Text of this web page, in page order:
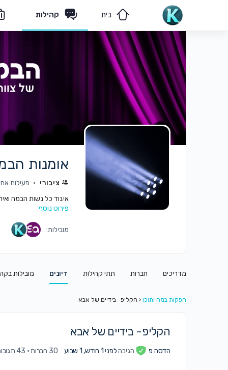
בית קהילות
מאמרים
אומנות
ציבורי
פעילות
איגוד כל נשות הבמה
פירוט נוסף
מובילות:
מדריכים חברות תתי קהילות דיונים מובילות
הפקות במה ותוכן ‹ הקליפ- בידיים של אבא
הקליפ- בידיים של אבא
הדסה פ הגיבהלפני 1 חודש, 1 שבוע 30 חברות · 43 תגובות